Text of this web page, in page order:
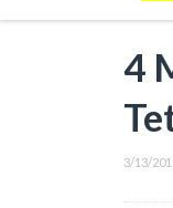
4
3/13/